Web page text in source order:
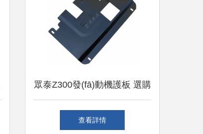
眾泰Z300發(fā)動機護板 選購
指南與產(chǎn)品參考信息全
查看詳情